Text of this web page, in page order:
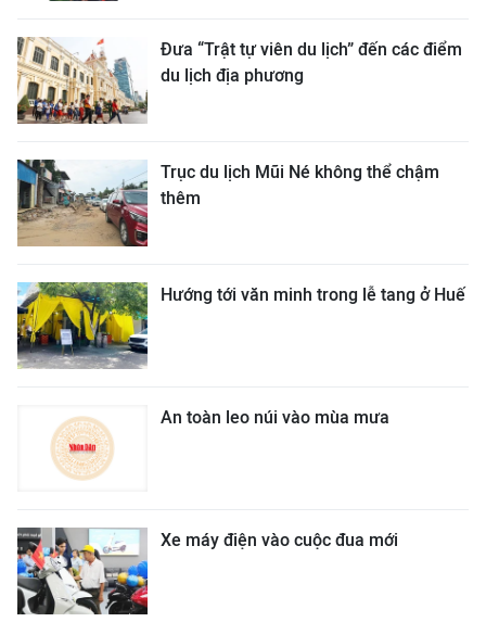
Đưa “Trật tự viên du lịch” đến các điểm
du lịch địa phương
Trục du lịch Mũi Né không thể chậm
thêm
Hướng tới văn minh trong lễ tang ở Huế
An toàn leo núi vào mùa mưa
Xe máy điện vào cuộc đua mới